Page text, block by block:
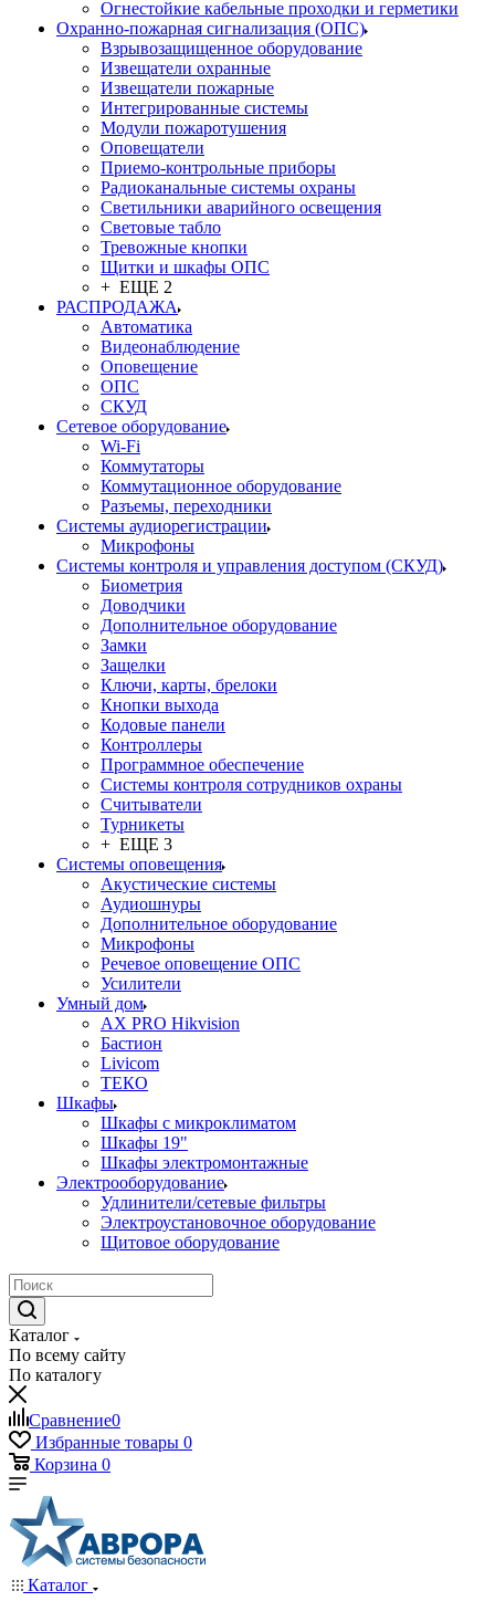
Огнестойкие кабельные проходки и герметики
Охранно-пожарная сигнализация (ОПС)
Взрывозащищенное оборудование
Извещатели охранные
Извещатели пожарные
Интегрированные системы
Модули пожаротушения
Оповещатели
Приемо-контрольные приборы
Радиоканальные системы охраны
Светильники аварийного освещения
Световые табло
Тревожные кнопки
Щитки и шкафы ОПС
+ ЕЩЕ 2
РАСПРОДАЖА
Автоматика
Видеонаблюдение
Оповещение
ОПС
СКУД
Сетевое оборудование
Wi-Fi
Коммутаторы
Коммутационное оборудование
Разъемы, переходники
Системы аудиорегистрации
Микрофоны
Системы контроля и управления доступом (СКУД)
Биометрия
Доводчики
Дополнительное оборудование
Замки
Защелки
Ключи, карты, брелоки
Кнопки выхода
Кодовые панели
Контроллеры
Программное обеспечение
Системы контроля сотрудников охраны
Считыватели
Турникеты
+ ЕЩЕ 3
Системы оповещения
Акустические системы
Аудиошнуры
Дополнительное оборудование
Микрофоны
Речевое оповещение ОПС
Усилители
Умный дом
AX PRO Hikvision
Бастион
Livicom
ТЕКО
Шкафы
Шкафы с микроклиматом
Шкафы 19"
Шкафы электромонтажные
Электрооборудование
Удлинители/сетевые фильтры
Электроустановочное оборудование
Щитовое оборудование
Каталог
По всему сайту
По каталогу
Сравнение0
Избранные товары 0
Корзина 0
Каталог